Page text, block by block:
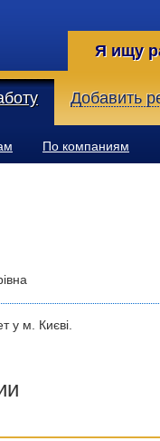
Я ищу
Добавить
По компаниям
у м. Києві.